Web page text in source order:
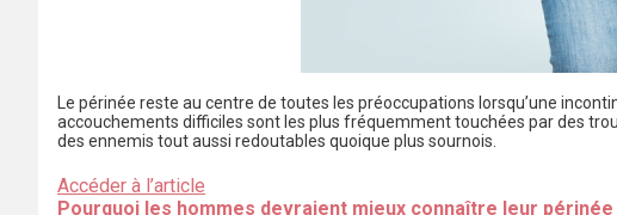
Le périnée reste au centre de toutes les préoccupations lorsqu’une
accouchements difficiles sont les plus fréquemment touchées par des
des ennemis tout aussi redoutables quoique plus sournois.
Accéder à l’article
Pourquoi les hommes devraient mieux connaître leur périnée